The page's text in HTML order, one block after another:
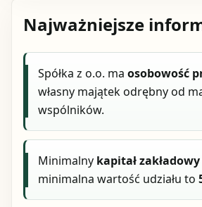
Najważniejsze
Spółka z o.o. maosobowość
własny majątek odrębny od
wspólników.
Minimalny kapitał zakładowy
minimalna wartość udziału to